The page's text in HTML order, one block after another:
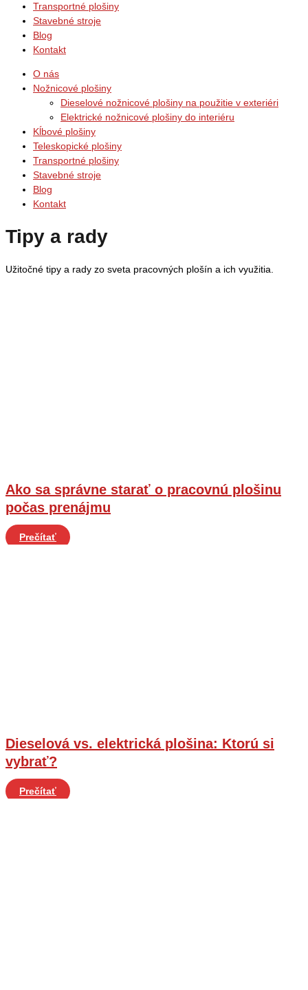
Transportné plošiny
Stavebné stroje
Blog
Kontakt
O nás
Nožnicové plošiny
Dieselové nožnicové plošiny na použitie v exteriéri
Elektrické nožnicové plošiny do interiéru
Kĺbové plošiny
Teleskopické plošiny
Transportné plošiny
Stavebné stroje
Blog
Kontakt
Tipy a rady
Užitočné tipy a rady zo sveta pracovných plošín a ich využitia.
Ako sa správne starať o pracovnú plošinu
počas prenájmu
Prečítať
Dieselová vs. elektrická plošina: Ktorú si
vybrať?
Prečítať